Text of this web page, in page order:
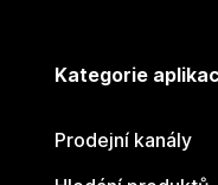
Kategorie
Prodejní kanály